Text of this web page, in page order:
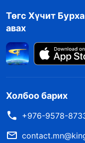
үүсгэж, намайг
оройн номлолоо
үргэлжлүүлэн
хөршүүдийн
эхлэхэд би тэр
Би тэр
талаар
Төгс Хүчит
авах
Холбоо барих
+976-9578-